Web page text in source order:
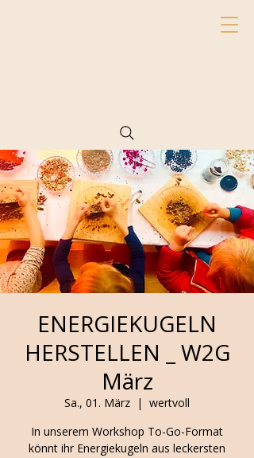
ENERGIEKUGELN
HERSTELLEN _ W2G
März
Sa., 01. März
  |
wertvoll
In unserem Workshop To-Go-Format
könnt ihr Energiekugeln aus leckersten